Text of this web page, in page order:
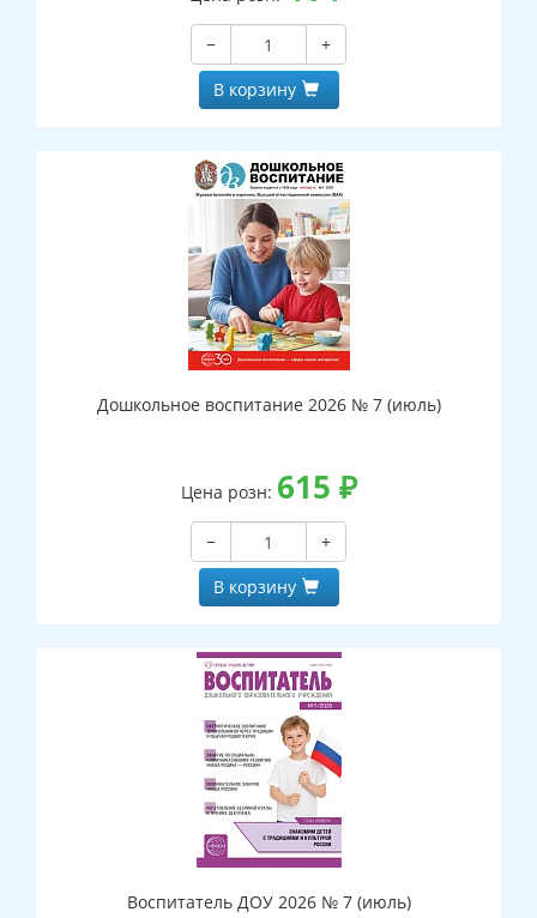
−
+
В корзину
Дошкольное воспитание 2026 № 7 (июль)
Цена розн: 615 ₽
−
+
В корзину
Воспитатель ДОУ 2026 № 7 (июль)